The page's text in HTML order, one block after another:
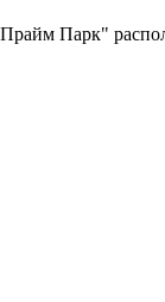
Парк"